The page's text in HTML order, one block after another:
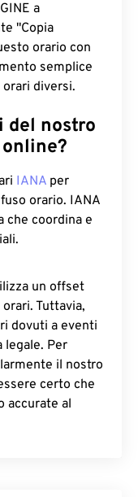
a
"Copia
orario con
semplice
diversi.
del nostro
IANA per
orario. IANA
che coordina e
un offset
Tuttavia,
dovuti a eventi
legale. Per
il nostro
certo che
accurate al